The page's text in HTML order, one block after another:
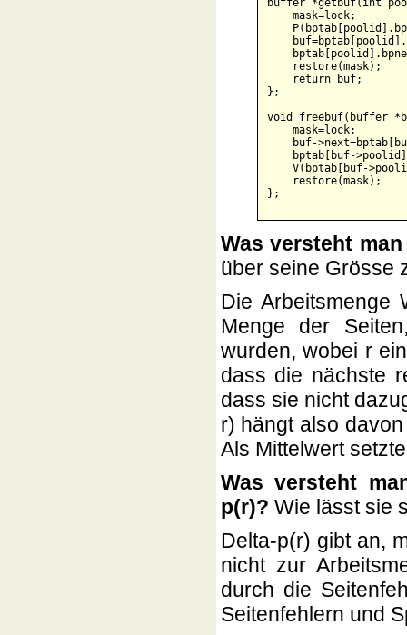
buffer *getbuf(int
mask=lock;
restore(mask);
    return buf;
};
void freebuf(buffer
    mask=lock;
buf-
bptab[buf-
V(bptab[buf-
    restore(mask);
Was versteht
über seine Grösse
Die Arbeitsmenge
Menge der
wurden, wobei r
dass die nächste
dass sie nicht
r) hängt also
Als Mittelwert
Was versteht
p(r)? Wie lässt sie
Delta-p(r) gibt an,
nicht zur
durch die
Seitenfehlern und